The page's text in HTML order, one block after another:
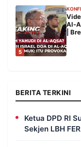
5
Al-
|
BERITA TERKINI
Ketua DPD RI
Sekjen LBH
Geopolitik dan